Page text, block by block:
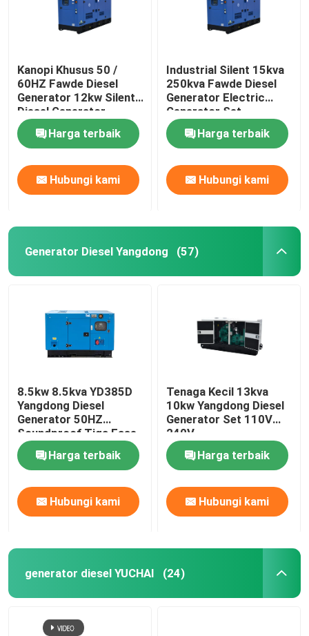
Kanopi Khusus 50 /
60HZ Fawde Diesel
Generator 12kw Silent
Diesel Generator
Harga terbaik
Hubungi kami
Industrial Silent 15kva
250kva Fawde Diesel
Generator Electric
Generator Set
Harga terbaik
Hubungi kami
Generator Diesel Yangdong (57)
8.5kw 8.5kva YD385D
Yangdong Diesel
Generator 50HZ
Soundproof Tiga Fase
Harga terbaik
Hubungi kami
Tenaga Kecil 13kva
10kw Yangdong Diesel
Generator Set 110V
240V
Harga terbaik
Hubungi kami
generator diesel YUCHAI (24)